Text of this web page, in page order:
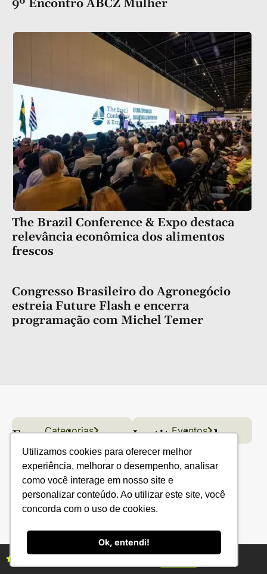
Utilizamos cookies para oferecer melhor
experiência, melhorar o desempenho, analisar
como você interage em nosso site e
personalizar conteúdo. Ao utilizar este site, você
concorda com o uso de cookies.
Ok, entendi!
9º Encontro ABCZ Mulher
The Brazil Conference & Expo destaca
relevância econômica dos alimentos
frescos
Congresso Brasileiro do Agronegócio
estreia Future Flash e encerra
programação com Michel Temer
Links úteis
Conteúdo Grãos
Florestas Hortifrúti
Categorias Eventos
Economia
IBGE
CONAB
EMBRAPA
Ministério da Agricultura
Institucional
Fale conosco
Política de Privacidade